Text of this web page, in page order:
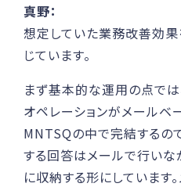
真野：
想定していた業務改善効果
じています。
まず基本的な運用の点で
オペレーションがメールベ
MNTSQの中で完結するの
する回答はメールで行いな
に収納する形にしています